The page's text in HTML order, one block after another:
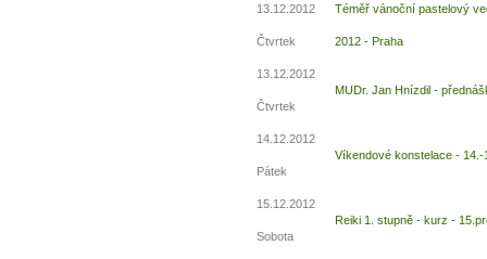
...
Máte pocit, že jste unaveni
Jak vnést do života
13.12.2012
Čtvrtek
Téměř vánoční pastelový
2012 - Praha
13.12.2012
Čtvrtek
MUDr. Jan Hnízdil -
14.12.2012
Pátek
Víkendové konstelace -
15.12.2012
Sobota
Reiki 1. stupně - kurz -